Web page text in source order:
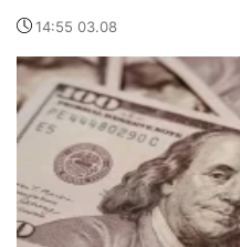
14:55 03.08